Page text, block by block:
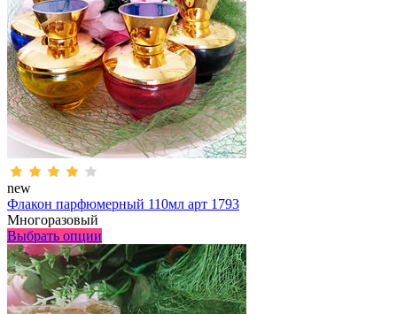
new
Флакон парфюмерный 110мл арт 1793
Многоразовый
Выбрать опции